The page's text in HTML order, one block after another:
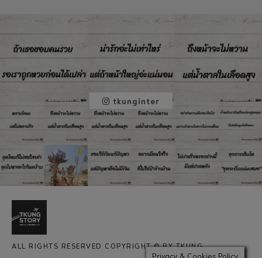
tkunginter
ALL RIGHTS RESERVED COPYRIGHT © BY TKUNG
Privacy & Cookies Policy